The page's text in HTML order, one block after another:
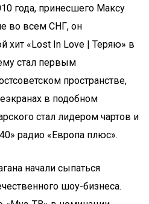
года, принесшего Максу
во всем СНГ, он
хит «Lost In Love | Теряю» в
стал первым
пространстве,
в подобном
стал лидером чартов и
радио «Европа плюс».
начали сыпаться
шоу-бизнеса.